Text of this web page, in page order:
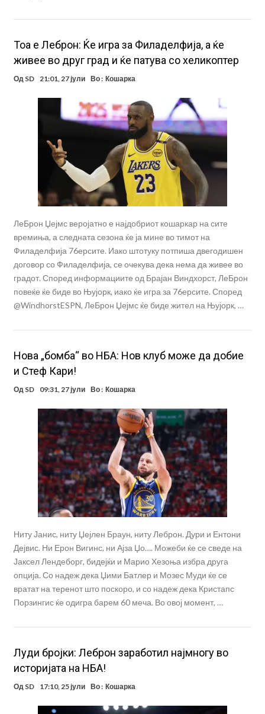
Тоа е Леброн: Ќе игра за Филаделфија, а ќе
живее во друг град и ќе патува со хеликоптер
Од SD 21:01, 27 јули Во : Кошарка
ЛеБрон Џејмс веројатно е најдобриот кошаркар на сите
времиња, а следната сезона ќе ја мине во тимот на
Филаделфија 76ерсите. Иако штотуку потпиша двегодишен
договор со Филаделфија, се очекува дека нема да живее во
градот. Според информациите од Брајан Виндхорст, ЛеБрон
повеќе ќе биде во Њујорк, иако ќе игра за 76ерсите. Според
@WindhorstESPN, ЛеБрон Џејмс ќе биде жител на Њујорк, …
Нова „бомба“ во НБА: Нов клуб може да добие
и Стеф Кари!
Од SD 09:31, 27 јули Во : Кошарка
Ниту Јанис, ниту Џејлен Браун, ниту Леброн. Дури и Ентони
Дејвис. Ни Ерон Вигинс, ни Ајза Џо…. Можеби ќе се сведе на
Јаксел Лендеборг, бидејќи и Марио Хезоња избра друга
опција. Со надеж дека Џими Батлер и Мозес Муди ќе се
вратат на теренот што поскоро, и со надеж дека Кристапс
Порзингис ќе одигра барем 60 меча. Во овој момент, …
Луди бројки: Леброн заработил најмногу во
историјата на НБА!
Од SD 17:10, 25 јули Во : Кошарка